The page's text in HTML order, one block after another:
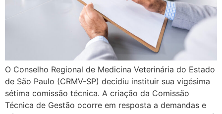
O Conselho Regional de Medicina Veterinária do Estado
de São Paulo (CRMV-SP) decidiu instituir sua vigésima
sétima comissão técnica. A criação da Comissão
Técnica de Gestão ocorre em resposta a demandas e